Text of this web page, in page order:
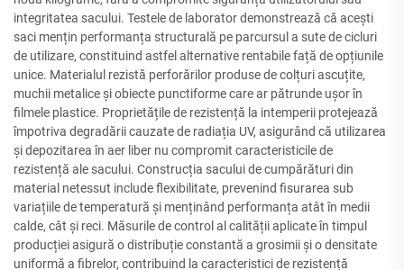
integritatea sacului. Testele de laborator demonstrează că acești
saci mențin performanța structurală pe parcursul a sute de cicluri
de utilizare, constituind astfel alternative rentabile față de opțiunile
unice. Materialul rezistă perforărilor produse de colțuri ascuțite,
muchii metalice și obiecte punctiforme care ar pătrunde ușor în
filmele plastice. Proprietățile de rezistență la intemperii protejează
împotriva degradării cauzate de radiația UV, asigurând că utilizarea
și depozitarea în aer liber nu compromit caracteristicile de
rezistență ale sacului. Construcția sacului de cumpărături din
material netessut include flexibilitate, prevenind fisurarea sub
variațiile de temperatură și menținând performanța atât în medii
calde, cât și reci. Măsurile de control al calității aplicate în timpul
producției asigură o distribuție constantă a grosimii și o densitate
uniformă a fibrelor, contribuind la caracteristici de rezistență